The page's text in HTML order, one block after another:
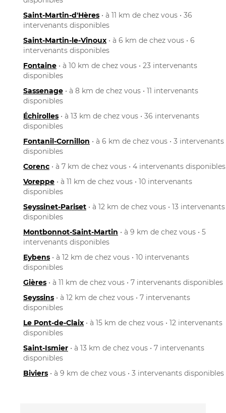
Saint-Martin-d'Hères • à 11 km de chez vous • 36
intervenants disponibles
Saint-Martin-le-Vinoux • à 6 km de chez vous • 6
intervenants disponibles
Fontaine • à 10 km de chez vous • 23 intervenants
disponibles
Sassenage • à 8 km de chez vous • 11 intervenants
disponibles
Échirolles • à 13 km de chez vous • 36 intervenants
disponibles
Fontanil-Cornillon • à 6 km de chez vous • 3 intervenants
disponibles
Corenc • à 7 km de chez vous • 4 intervenants disponibles
Voreppe • à 11 km de chez vous • 10 intervenants
disponibles
Seyssinet-Pariset • à 12 km de chez vous • 13 intervenants
disponibles
Montbonnot-Saint-Martin • à 9 km de chez vous • 5
intervenants disponibles
Eybens • à 12 km de chez vous • 10 intervenants
disponibles
Gières • à 11 km de chez vous • 7 intervenants disponibles
Seyssins • à 12 km de chez vous • 7 intervenants
disponibles
Le Pont-de-Claix • à 15 km de chez vous • 12 intervenants
disponibles
Saint-Ismier • à 13 km de chez vous • 7 intervenants
disponibles
Biviers • à 9 km de chez vous • 3 intervenants disponibles